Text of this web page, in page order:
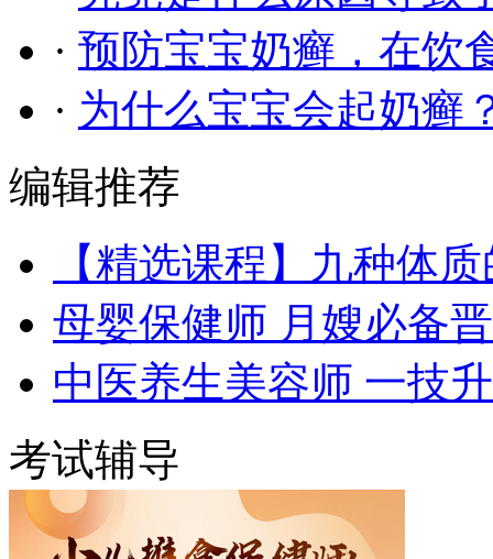
· 预防宝宝奶癣，在饮
· 为什么宝宝会起奶癣
编辑推荐
【精选课程】九种体
母婴保健师 月嫂必备
中医养生美容师 一技
考试辅导